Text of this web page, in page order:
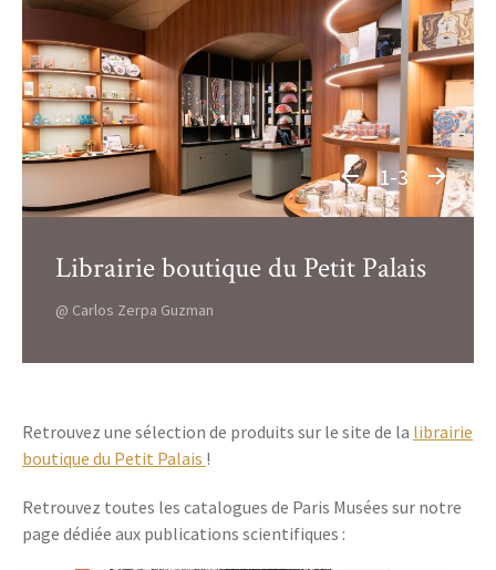
Librairie boutique du Petit Palais
@ Carlos Zerpa Guzman
1-3
Retrouvez une sélection de produits sur le site de la librairie
boutique du Petit Palais !
Retrouvez toutes les catalogues de Paris Musées sur notre
page dédiée aux publications scientifiques :